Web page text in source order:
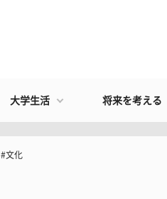
大学生活 将来を考える
#文化